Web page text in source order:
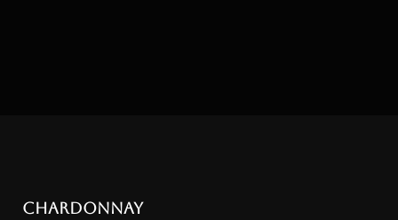
Chardonnay